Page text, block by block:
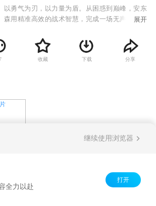
以勇气为刃，以力量为盾。从困惑到巅峰，安东
森用精准高效的战术智慧，完成一场无声而强大
展开
收藏 下载 分享
京ICP备06050721号-1
继续使用浏览器
全力以赴
打开